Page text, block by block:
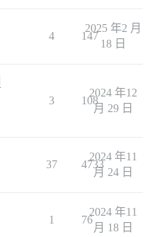
4 147
2025 年2 月
18 日
3 108
2024 年12
月 29 日
37 4733
2024 年11
月 24 日
1 76
2024 年11
月 18 日